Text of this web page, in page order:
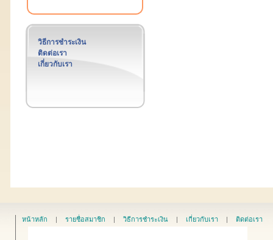
วิธีการชำระเงิน
ติดต่อเรา
เกี่ยวกับเรา
หน้าหลัก | รายชื่อสมาชิก | วิธีการชำระเงิน | เกี่ยวกับเรา | ติดต่อเรา